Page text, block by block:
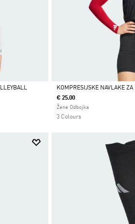
Da
KOMPRESIJSKE NAVLAKE
€ 25.00
Žene Odbojka
3 Colours